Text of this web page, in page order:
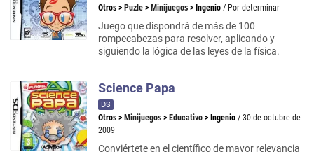
Otros > Puzle > Minijuegos > Ingenio / Por determinar
Juego que dispondrá de más de 100
rompecabezas para resolver, aplicando y
siguiendo la lógica de las leyes de la física.
Science Papa
DS
Otros > Minijuegos > Educativo > Ingenio / 30 de octubre de
2009
Conviértete en el científico de mayor relevancia